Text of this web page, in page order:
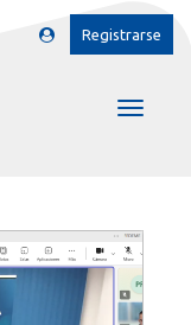
Registrarse